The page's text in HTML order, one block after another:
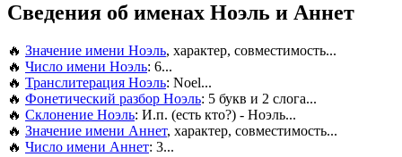
Сведения об именах Ноэль и Аннет
🔥 Значение имени Ноэль, характер, совместимость...
🔥 Число имени Ноэль: 6...
🔥 Транслитерация Ноэль: Noel...
🔥 Фонетический разбор Ноэль: 5 букв и 2 слога...
🔥 Склонение Ноэль: И.п. (есть кто?) - Ноэль...
🔥 Значение имени Аннет, характер, совместимость...
🔥 Число имени Аннет: 3...